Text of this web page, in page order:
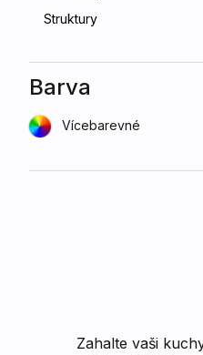
Struktury
Barva
Vícebarevné
Zahalte vaši